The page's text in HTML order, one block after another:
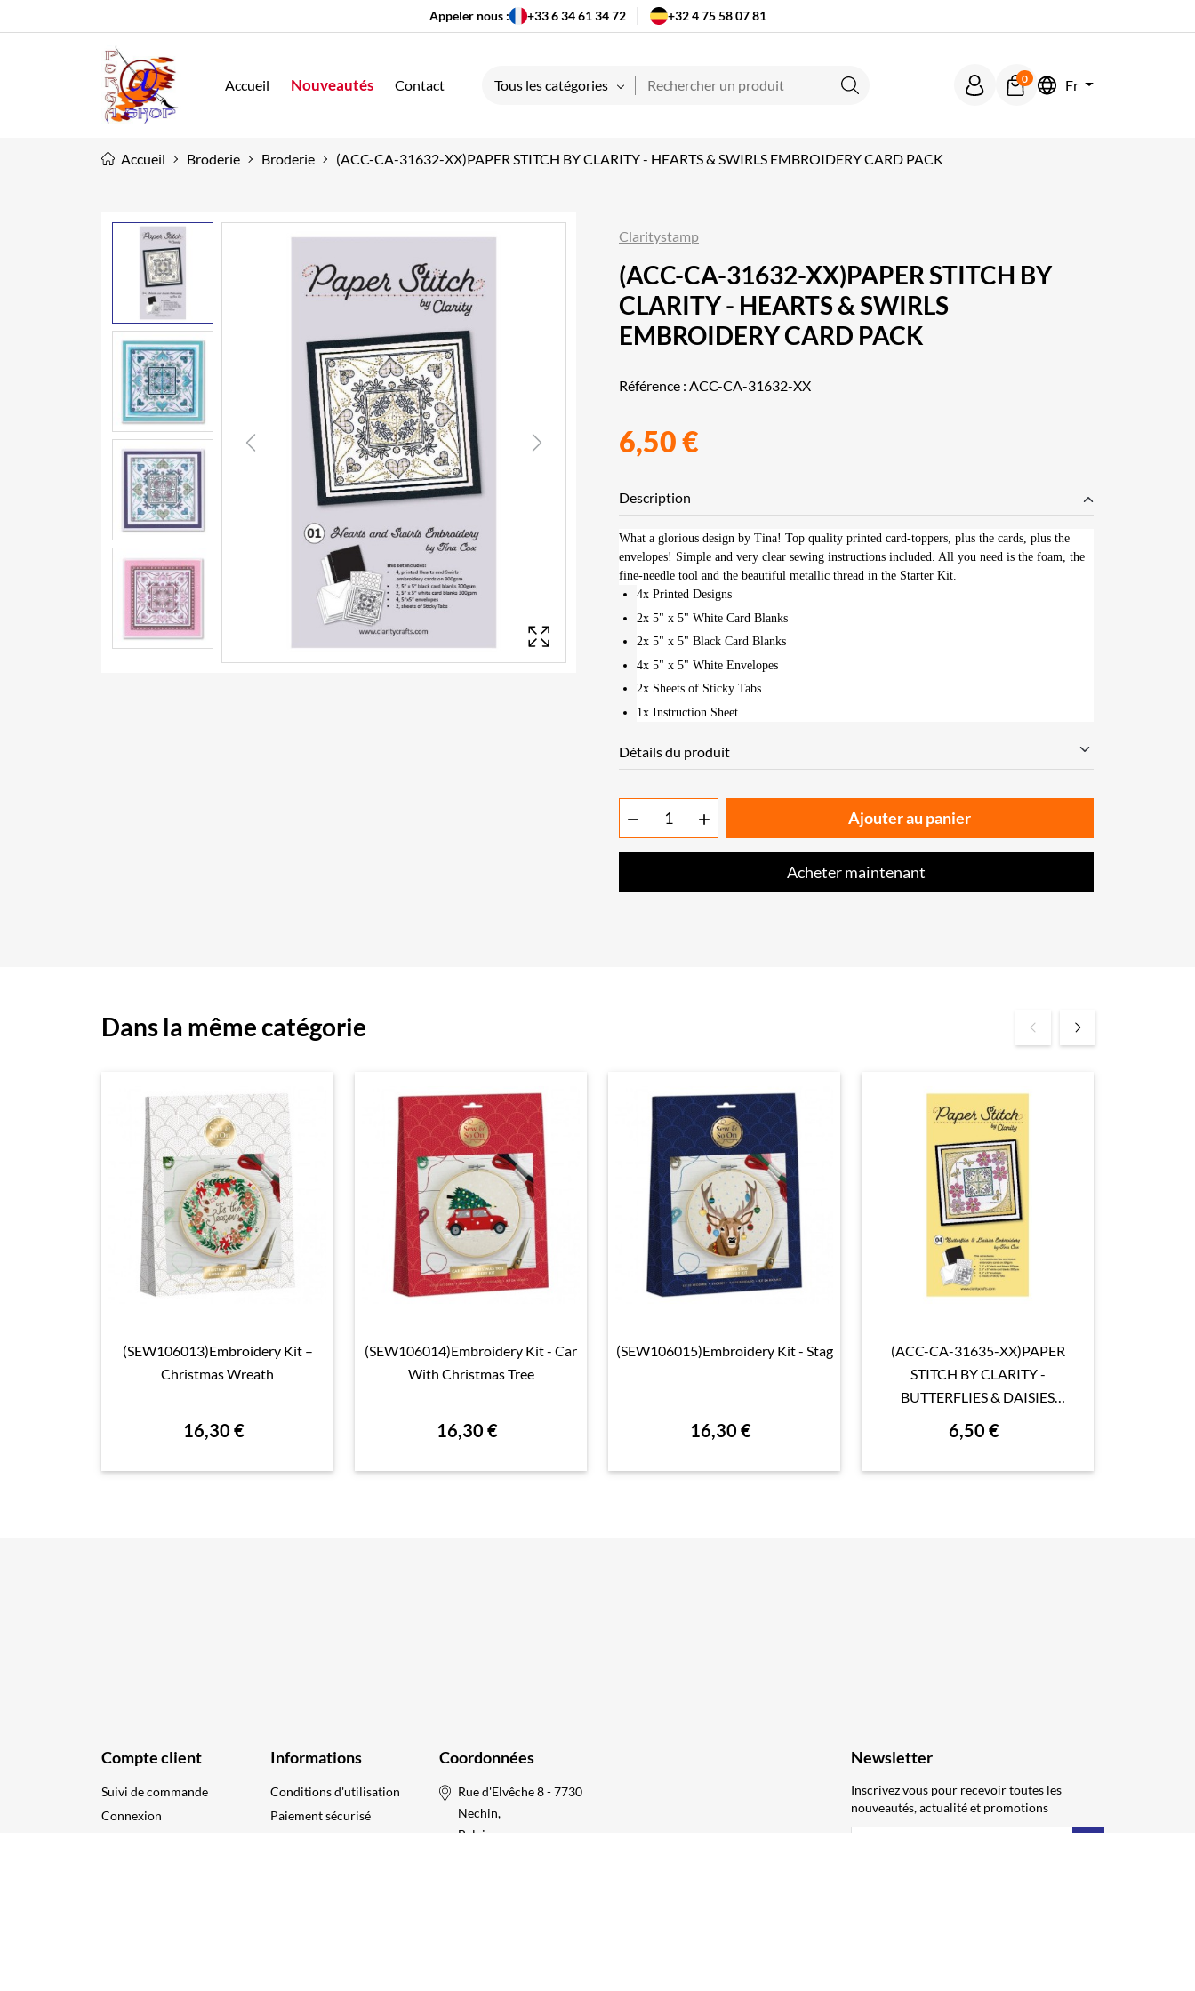
Appeler nous : +33 6 34 61 34 72 +32 4 75 58 07 81
Accueil Nouveautés Contact Tous les catégories
Rechercher
0 Fr
Accueil Broderie Broderie (ACC-CA-31632-XX)PAPER STITCH BY CLARITY - HEARTS & SWIRLS EMBROIDERY CARD PACK
Previous Next
Claritystamp
(ACC-CA-31632-XX)PAPER STITCH BY
CLARITY - HEARTS & SWIRLS
EMBROIDERY CARD PACK
Référence : ACC-CA-31632-XX
6,50 €
Description
What a glorious design by Tina! Top quality printed card-toppers, plus the cards, plus the
envelopes! Simple and very clear sewing instructions included. All you need is the foam, the
fine-needle tool and the beautiful metallic thread in the Starter Kit.
4x Printed Designs
2x 5" x 5" White Card Blanks
2x 5" x 5" Black Card Blanks
4x 5" x 5" White Envelopes
2x Sheets of Sticky Tabs
1x Instruction Sheet
Détails du produit
  Ajouter au panier
Acheter maintenant
Dans la même catégorie
 Aperçu rapide
(SEW106013)Embroidery Kit –
Christmas Wreath
16,30 €
 Aperçu rapide
(SEW106014)Embroidery Kit - Car
With Christmas Tree
16,30 €
 Aperçu rapide
(SEW106015)Embroidery Kit - Stag
16,30 €
 Aperçu rapide
(ACC-CA-31635-XX)PAPER
STITCH BY CLARITY -
BUTTERFLIES & DAISIES
EMBROIDERY CARD PACK
6,50 €
Compte client
Suivi de commande
Connexion
Informations
Conditions d'utilisation
Paiement sécurisé
Coordonnées
Rue d'Elvêche 8 - 7730
Nechin,
Belgique
Newsletter
Inscrivez vous pour recevoir toutes les
nouveautés, actualité et promotions